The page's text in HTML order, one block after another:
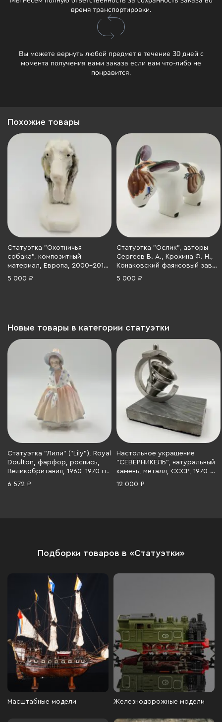
время транспортировки.
Вы можете вернуть любой предмет в течение 30 дней с
момента получения вами заказа если вам что-либо не
понравится.
Похожие товары
Статуэтка "Охотничья
собака", композитный
материал, Европа, 2000-2010
гг.
5 000 ₽
Статуэтка "Ослик", авторы
Сергеев В. А., Крохина Ф. Н.,
Конаковский фаянсовый завод
им. М.И. Калинина (ЗиК
5 000 ₽
Новые товары в категории статуэтки
Статуэтка "Лили" ("Lily"), Royal
Doulton, фарфор, роспись,
Великобритания, 1960-1970 гг.
6 572 ₽
Настольное украшение
"СЕВЕРНИКЕЛЬ", натуральный
камень, металл, СССР, 1970-
1990 гг.
12 000 ₽
Подборки товаров в «Статуэтки»
Масштабные модели Железнодорожные модели